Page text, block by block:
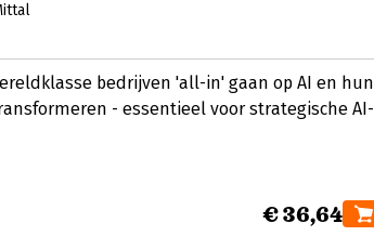
bedrijven 'all-in' gaan op AI en hun
- essentieel voor strategische AI-
€ 36,64